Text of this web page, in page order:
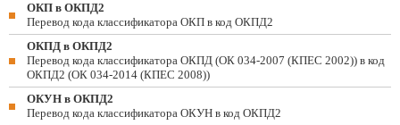
ОКП в ОКПД2
Перевод кода классификатора ОКП в код ОКПД2
ОКПД в ОКПД2
Перевод кода классификатора ОКПД (ОК 034-2007 (КПЕС 2002)) в код
ОКПД2 (ОК 034-2014 (КПЕС 2008))
ОКУН в ОКПД2
Перевод кода классификатора ОКУН в код ОКПД2